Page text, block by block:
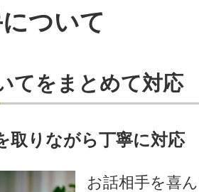
ついて
てをまとめて対応
取りながら丁寧に対応
お話相手を喜